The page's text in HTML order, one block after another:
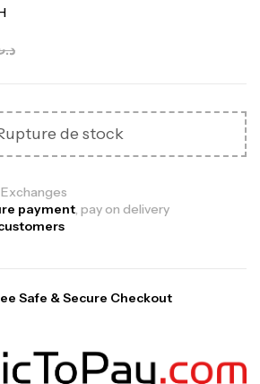
de stock
payment, pay on delivery
Safe & Secure Checkout